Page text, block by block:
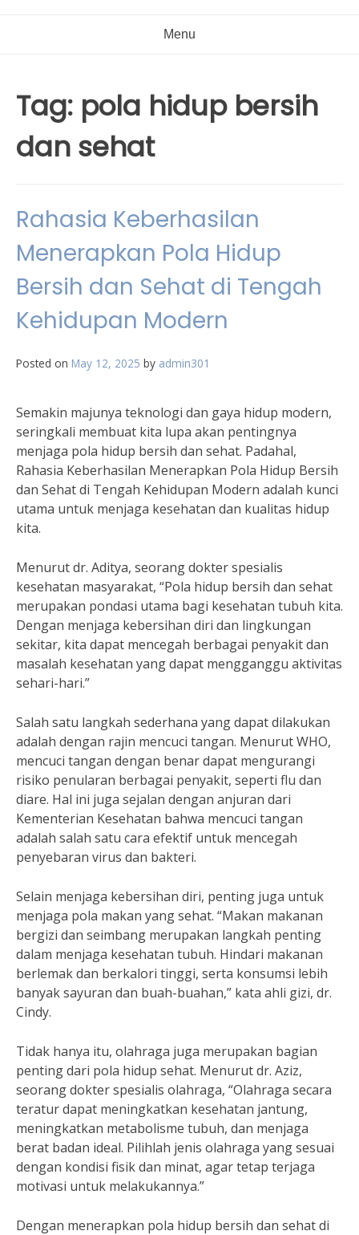
Menu
Tag: pola hidup bersih
dan sehat
Rahasia Keberhasilan
Menerapkan Pola Hidup
Bersih dan Sehat di Tengah
Kehidupan Modern
Posted on May 12, 2025 by admin301
Semakin majunya teknologi dan gaya hidup modern,
seringkali membuat kita lupa akan pentingnya
menjaga pola hidup bersih dan sehat. Padahal,
Rahasia Keberhasilan Menerapkan Pola Hidup Bersih
dan Sehat di Tengah Kehidupan Modern adalah kunci
utama untuk menjaga kesehatan dan kualitas hidup
kita.
Menurut dr. Aditya, seorang dokter spesialis
kesehatan masyarakat, “Pola hidup bersih dan sehat
merupakan pondasi utama bagi kesehatan tubuh kita.
Dengan menjaga kebersihan diri dan lingkungan
sekitar, kita dapat mencegah berbagai penyakit dan
masalah kesehatan yang dapat mengganggu aktivitas
sehari-hari.”
Salah satu langkah sederhana yang dapat dilakukan
adalah dengan rajin mencuci tangan. Menurut WHO,
mencuci tangan dengan benar dapat mengurangi
risiko penularan berbagai penyakit, seperti flu dan
diare. Hal ini juga sejalan dengan anjuran dari
Kementerian Kesehatan bahwa mencuci tangan
adalah salah satu cara efektif untuk mencegah
penyebaran virus dan bakteri.
Selain menjaga kebersihan diri, penting juga untuk
menjaga pola makan yang sehat. “Makan makanan
bergizi dan seimbang merupakan langkah penting
dalam menjaga kesehatan tubuh. Hindari makanan
berlemak dan berkalori tinggi, serta konsumsi lebih
banyak sayuran dan buah-buahan,” kata ahli gizi, dr.
Cindy.
Tidak hanya itu, olahraga juga merupakan bagian
penting dari pola hidup sehat. Menurut dr. Aziz,
seorang dokter spesialis olahraga, “Olahraga secara
teratur dapat meningkatkan kesehatan jantung,
meningkatkan metabolisme tubuh, dan menjaga
berat badan ideal. Pilihlah jenis olahraga yang sesuai
dengan kondisi fisik dan minat, agar tetap terjaga
motivasi untuk melakukannya.”
Dengan menerapkan pola hidup bersih dan sehat di